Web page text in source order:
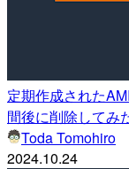
定期作成された
間後に削除してみ
Toda Tomohiro
2024.10.24